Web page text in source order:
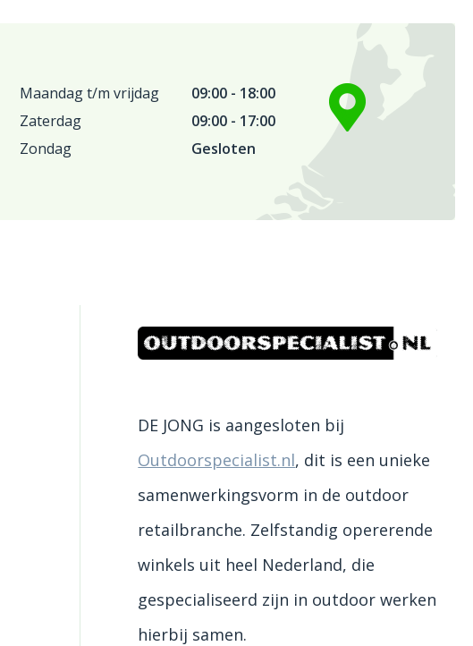
Maandag t/m vrijdag
09:00 - 18:00
Zaterdag
09:00 - 17:00
Zondag
Gesloten
DE JONG is aangesloten bij
Outdoorspecialist.nl, dit is een unieke
samenwerkingsvorm in de outdoor
retailbranche. Zelfstandig opererende
winkels uit heel Nederland, die
gespecialiseerd zijn in outdoor werken
hierbij samen.